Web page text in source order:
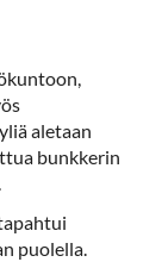
aletaan
bunkkerin
puolella.